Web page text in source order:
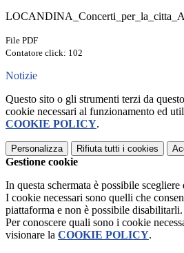
File PDF
Contatore click: 102
Notizie
Questo sito o gli strumenti terzi da
cookie necessari al funzionamento ed
COOKIE POLICY.
Personalizza Rifiuta tutti i cookies
Gestione cookie
In questa schermata è possibile
I cookie necessari sono quelli che
piattaforma e non è possibile disabilitarli.
Per conoscere quali sono i cookie
visionare la COOKIE POLICY.